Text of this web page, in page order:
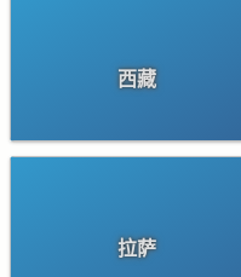
西藏
拉萨